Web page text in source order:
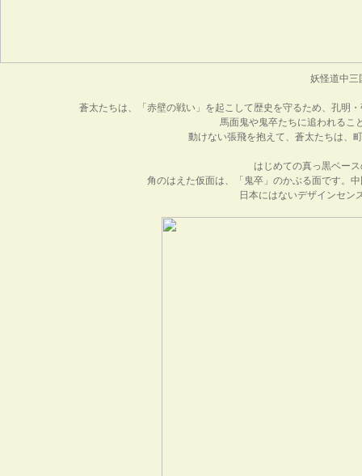
妖怪道中三
蒼太たちは、「赤壁の戦い」を起こして歴史を守るため、孔明
馬面鬼や鬼卒たちに追われる
動けない張飛を抱えて、蒼太たちは、
はじめての真っ黒ベー
角のはえた仮面は、「鬼卒」のかぶる面です。
日本にはないデザインセン